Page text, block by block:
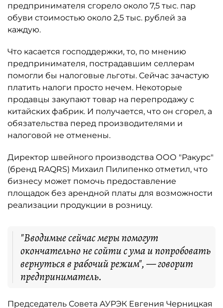
предпринимателя сгорело около 7,5 тыс. пар
обуви стоимостью около 2,5 тыс. рублей за
каждую.
Что касается господдержки, то, по мнению
предпринимателя, пострадавшим селлерам
помогли бы налоговые льготы. Сейчас зачастую
платить налоги просто нечем. Некоторые
продавцы закупают товар на перепродажу с
китайских фабрик. И получается, что он сгорел, а
обязательства перед производителями и
налоговой не отменены.
Директор швейного производства ООО "Ракурс"
(бренд RAQRS) Михаил Пилипенко отметил, что
бизнесу может помочь предоставление
площадок без арендной платы для возможности
реализации продукции в розницу.
"Вводимые сейчас меры помогут
окончательно не сойти с ума и попробовать
вернуться в рабочий режим", — говорит
предприниматель.
Председатель Совета АУРЭК Евгения Черницкая